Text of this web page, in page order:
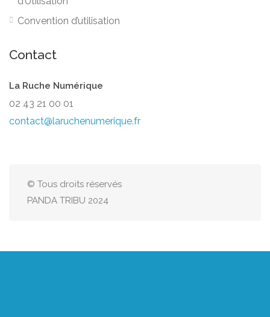
Convention d’utilisation
Contact
La Ruche Numérique
02 43 21 00 01
contact@laruchenumerique.fr
© Tous droits réservés
PANDA TRIBU 2024